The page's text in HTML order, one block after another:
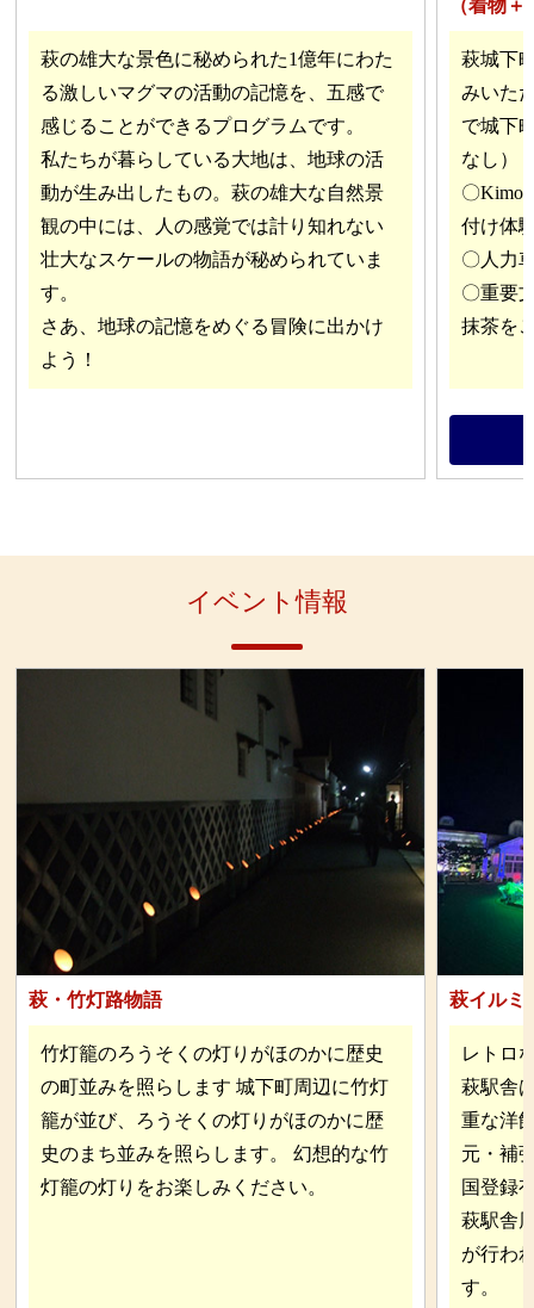
萩の雄大な景色に秘められた1億年にわた
る激しいマグマの活動の記憶を、五感で
感じることができるプログラムです。
私たちが暮らしている大地は、地球の活
動が生み出したもの。萩の雄大な自然景
観の中には、人の感覚では計り知れない
壮大なスケールの物語が秘められていま
す。
さあ、地球の記憶をめぐる冒険に出かけ
よう！
（着物
萩城下
みいた
で城下
なし）
〇
付け体
〇人力
〇重要
抹茶を
イベント情報
萩・竹灯路物語
竹灯籠のろうそくの灯りがほのかに歴史
の町並みを照らします 城下町周辺に竹灯
籠が並び、ろうそくの灯りがほのかに歴
史のまち並みを照らします。 幻想的な竹
灯籠の灯りをお楽しみください。
萩イルミ
レトロ
萩駅舎
重な洋
元・補
国登録
萩駅舎
が行わ
す。